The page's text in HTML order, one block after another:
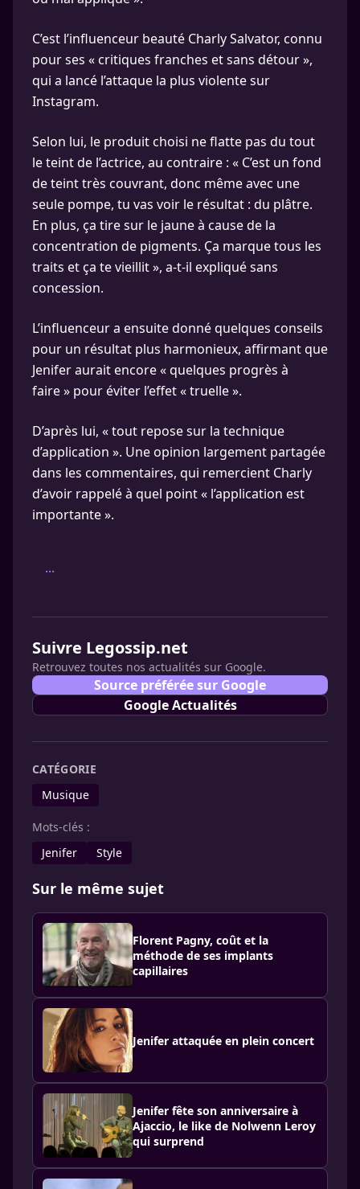
C’est l’influenceur beauté Charly Salvator, connu
pour ses « critiques franches et sans détour »,
qui a lancé l’attaque la plus violente sur
Instagram.
Selon lui, le produit choisi ne flatte pas du tout
le teint de l’actrice, au contraire : « C’est un fond
de teint très couvrant, donc même avec une
seule pompe, tu vas voir le résultat : du plâtre.
En plus, ça tire sur le jaune à cause de la
concentration de pigments. Ça marque tous les
traits et ça te vieillit », a-t-il expliqué sans
concession.
L’influenceur a ensuite donné quelques conseils
pour un résultat plus harmonieux, affirmant que
Jenifer aurait encore « quelques progrès à
faire » pour éviter l’effet « truelle ».
D’après lui, « tout repose sur la technique
d’application ». Une opinion largement partagée
dans les commentaires, qui remercient Charly
d’avoir rappelé à quel point « l’application est
importante ».
...
Suivre Legossip.net
Retrouvez toutes nos actualités sur Google.
Source préférée sur Google
Google Actualités
CATÉGORIE
Musique
Mots-clés :
Jenifer
Style
Sur le même sujet
Florent Pagny, coût et la
méthode de ses implants
capillaires
Jenifer attaquée en plein concert
Jenifer fête son anniversaire à
Ajaccio, le like de Nolwenn Leroy
qui surprend